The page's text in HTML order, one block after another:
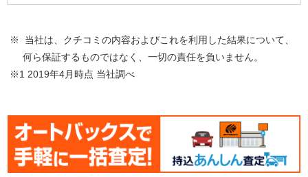
※ 当社は、クチコミの内容およびこれを利用した結果について、
何ら保証するものではなく、一切の責任を負いません。
※1 2019年4月時点 当社調べ